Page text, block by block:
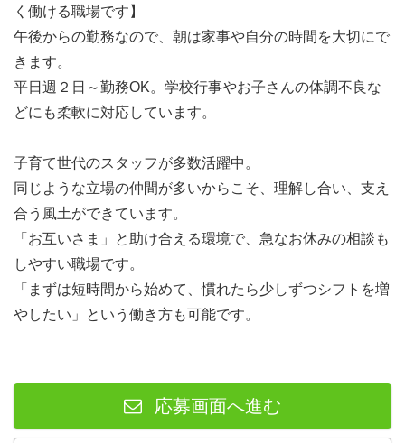
く働ける職場です】
午後からの勤務なので、朝は家事や自分の時間を大切にで
きます。
平日週２日～勤務OK。学校行事やお子さんの体調不良な
どにも柔軟に対応しています。
子育て世代のスタッフが多数活躍中。
同じような立場の仲間が多いからこそ、理解し合い、支え
合う風土ができています。
「お互いさま」と助け合える環境で、急なお休みの相談も
しやすい職場です。
「まずは短時間から始めて、慣れたら少しずつシフトを増
やしたい」という働き方も可能です。
応募画面へ進む